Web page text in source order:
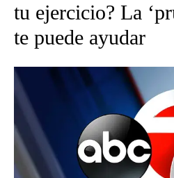
tu ejercicio? La
te puede ayudar